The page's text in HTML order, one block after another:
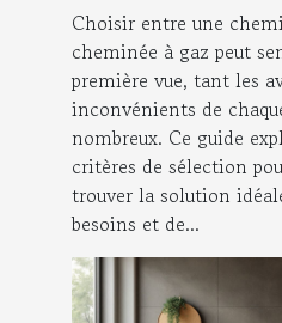
Choisir entre une
cheminée à gaz peut
première vue, tant les
inconvénients de
nombreux. Ce guide
critères de sélection
trouver la solution
besoins et de...